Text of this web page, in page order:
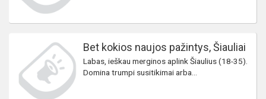
Bet kokios naujos pažintys, Šiauliai
Labas, ieškau merginos aplink Šiaulius (18-35).
Domina trumpi susitikimai arba...